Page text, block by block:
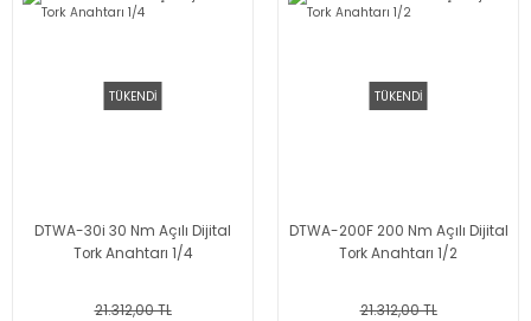
TÜKENDİ
DTWA-30i 30 Nm Açılı Dijital
Tork Anahtarı 1/4
21.312,00 TL
TÜKENDİ
DTWA-200F 200 Nm Açılı Dijital
Tork Anahtarı 1/2
21.312,00 TL